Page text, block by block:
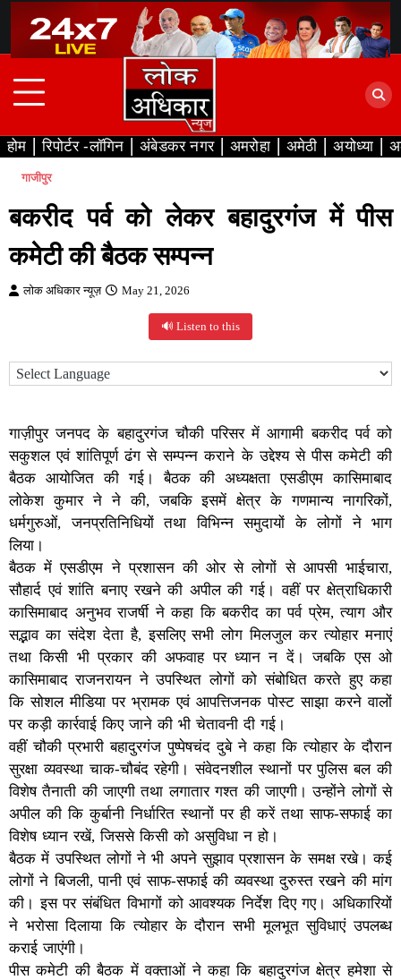
content
होम रिपोर्टर -लॉगिन अंबेडकर नगर अमरोहा अमेठी अयोध्या
गाजीपुर
बकरीद पर्व को लेकर बहादुरगंज में पीस
कमेटी की बैठक सम्पन्न
लोक अधिकार न्यूज़ May 21, 2026
🔊 Listen to this
गाज़ीपुर जनपद के बहादुरगंज चौकी परिसर में आगामी बकरीद पर्व को
सकुशल एवं शांतिपूर्ण ढंग से सम्पन्न कराने के उद्देश्य से पीस कमेटी की
बैठक आयोजित की गई। बैठक की अध्यक्षता एसडीएम कासिमाबाद
लोकेश कुमार ने ने की, जबकि इसमें क्षेत्र के गणमान्य नागरिकों,
धर्मगुरुओं, जनप्रतिनिधियों तथा विभिन्न समुदायों के लोगों ने भाग
लिया।
बैठक में एसडीएम ने प्रशासन की ओर से लोगों से आपसी भाईचारा,
सौहार्द एवं शांति बनाए रखने की अपील की गई। वहीं पर क्षेत्राधिकारी
कासिमाबाद अनुभव राजर्षी ने कहा कि बकरीद का पर्व प्रेम, त्याग और
सद्भाव का संदेश देता है, इसलिए सभी लोग मिलजुल कर त्योहार मनाएं
तथा किसी भी प्रकार की अफवाह पर ध्यान न दें। जबकि एस ओ
कासिमाबाद राजनरायन ने उपस्थित लोगों को संबोधित करते हुए कहा
कि सोशल मीडिया पर भ्रामक एवं आपत्तिजनक पोस्ट साझा करने वालों
पर कड़ी कार्रवाई किए जाने की भी चेतावनी दी गई।
वहीं चौकी प्रभारी बहादुरगंज पुष्पेषचंद दुबे ने कहा कि त्योहार के दौरान
सुरक्षा व्यवस्था चाक-चौबंद रहेगी। संवेदनशील स्थानों पर पुलिस बल की
विशेष तैनाती की जाएगी तथा लगातार गश्त की जाएगी। उन्होंने लोगों से
अपील की कि कुर्बानी निर्धारित स्थानों पर ही करें तथा साफ-सफाई का
विशेष ध्यान रखें, जिससे किसी को असुविधा न हो।
बैठक में उपस्थित लोगों ने भी अपने सुझाव प्रशासन के समक्ष रखे। कई
लोगों ने बिजली, पानी एवं साफ-सफाई की व्यवस्था दुरुस्त रखने की मांग
की। इस पर संबंधित विभागों को आवश्यक निर्देश दिए गए। अधिकारियों
ने भरोसा दिलाया कि त्योहार के दौरान सभी मूलभूत सुविधाएं उपलब्ध
कराई जाएंगी।
पीस कमेटी की बैठक में वक्ताओं ने कहा कि बहादुरगंज क्षेत्र हमेशा से